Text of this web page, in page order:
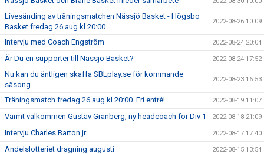
Livesänding av träningsmatchen Nässjö Basket - Högsbo
Basket fredag 26 aug kl 20:00
2022-08-26 10:09
Intervju med Coach Engström 2022-08-24 20:04
Är Du en supporter till Nässjö Basket? 2022-08-24 17:52
Nu kan du äntligen skaffa SBLplay.se för kommande
säsong
2022-08-23 16:53
Träningsmatch fredag 26 aug kl 20:00. Fri entré! 2022-08-19 11:07
Varmt välkommen Gustav Granberg, ny headcoach för Div 1 2022-08-18 21:09
Intervju Charles Barton jr 2022-08-17 17:40
Andelslotteriet dragning augusti 2022-08-15 13:54